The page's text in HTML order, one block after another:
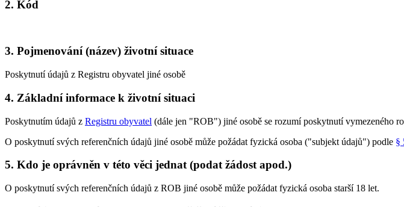
2. Kód
3. Pojmenování (název) životní situace
Poskytnutí údajů z Registru obyvatel jiné osobě
4. Základní informace k životní situaci
Poskytnutím údajů z Registru obyvatel (dále jen "ROB") jiné osobě se rozumí poskytnutí vymezeného
O poskytnutí svých referenčních údajů jiné osobě může požádat fyzická osoba ("subjekt údajů") podle §
5. Kdo je oprávněn v této věci jednat (podat žádost apod.)
O poskytnutí svých referenčních údajů z ROB jiné osobě může požádat fyzická osoba starší 18 let.